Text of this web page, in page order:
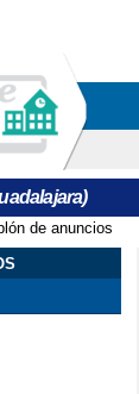
usted
de anuncios